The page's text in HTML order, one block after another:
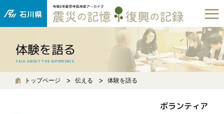
体験を語る
TALK ABOUT THE EXPERIENCE
トップページ 伝える 体験を語る
ボランティア